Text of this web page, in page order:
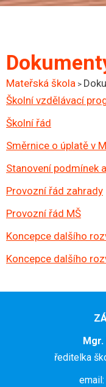
Domů
Základní škola
Mateřská škola
Aktuality
Jídelna
Dokumenty
Kontakty
Facebook
Mateřská škola >
Školní vzdělávací
Školní řád
Směrnice o úplatě v
Stanovení podmínek
Provozní řád zahrady
Provozní řád MŠ
Koncepce dalšího
Koncepce dalšího
Mgr.
ředitelka